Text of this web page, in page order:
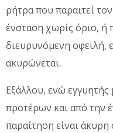
ρήτρα που παραιτεί
ένσταση χωρίς όριο, ή
διευρυνόμενη οφειλή,
ακυρώνεται.
Εξάλλου, ενώ εγγυητής
προτέρων και από την
παραίτηση είναι